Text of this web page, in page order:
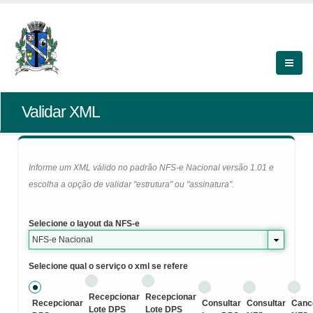
Validar XML
Informe um XML válido no padrão NFS-e Nacional versão 1.01 e
escolha a opção de validar "estrutura" ou "assinatura".
Selecione o layout da NFS-e
NFS-e Nacional
Selecione qual o serviço o xml se refere
Recepcionar
Recepcionar
Lote DPS
Recepcionar
Lote DPS
Consultar Consultar